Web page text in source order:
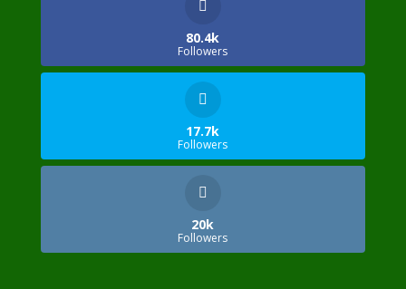
80.4k
Followers
17.7k
Followers
20k
Followers